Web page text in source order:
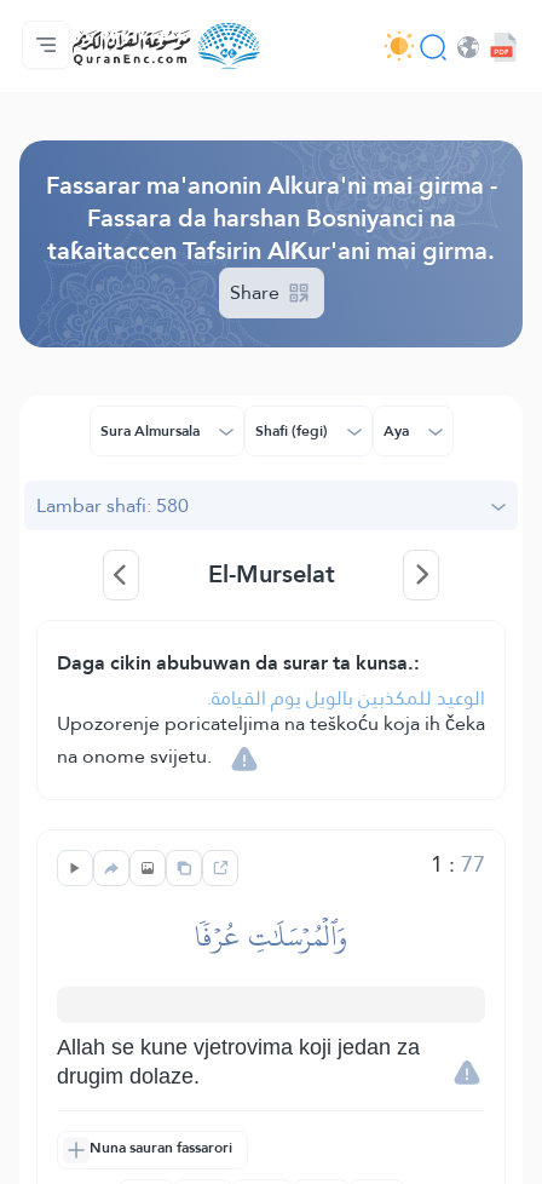
Gida
Jerin ginshikan taken fassarorin
Audio
Ayyukan masu bunkasawa - API
Dangane da wannan aikin
Ka tuntube mu
Harshe
Fassarar ma'anonin Alkura'ni mai girma -
Fassara da harshan Bosniyanci na
taƙaitaccen Tafsirin AlƘur'ani mai girma.
Share
Sura Almursala Shafi (fegi) Aya
Lambar shafi: 580
El-Murselat
Daga cikin abubuwan da surar ta kunsa.:
الوعيد للمكذبين بالويل يوم القيامة.
Upozorenje poricateljima na teškoću koja ih čeka
na onome svijetu.
1 : 77
وَٱلۡمُرۡسَلَٰتِ عُرۡفٗا
Allah se kune vjetrovima koji jedan za
drugim dolaze.
Nuna sauran fassarori